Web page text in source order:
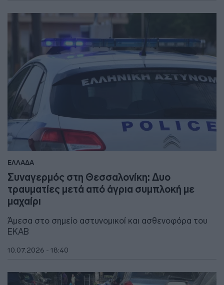
ΕΛΛΑΔΑ
Συναγερμός στη Θεσσαλονίκη: Δυο
τραυματίες μετά από άγρια συμπλοκή με
μαχαίρι
Άμεσα στο σημείο αστυνομικοί και ασθενοφόρα του
ΕΚΑΒ
10.07.2026 - 18:40